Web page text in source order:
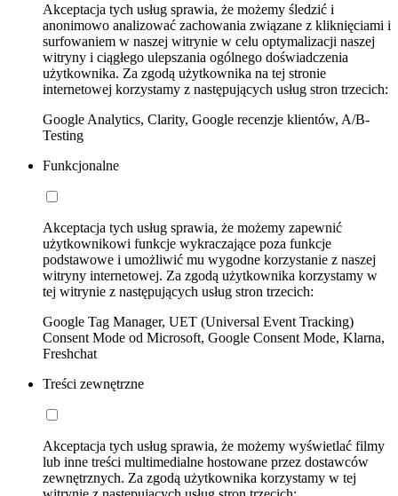
Akceptacja tych usług sprawia, że możemy śledzić i
anonimowo analizować zachowania związane z kliknięciami i
surfowaniem w naszej witrynie w celu optymalizacji naszej
witryny i ciągłego ulepszania ogólnego doświadczenia
użytkownika. Za zgodą użytkownika na tej stronie
internetowej korzystamy z następujących usług stron trzecich:
Google Analytics, Clarity, Google recenzje klientów, A/B-
Testing
Funkcjonalne
Akceptacja tych usług sprawia, że możemy zapewnić
użytkownikowi funkcje wykraczające poza funkcje
podstawowe i umożliwić mu wygodne korzystanie z naszej
witryny internetowej. Za zgodą użytkownika korzystamy w
tej witrynie z następujących usług stron trzecich:
Google Tag Manager, UET (Universal Event Tracking)
Consent Mode od Microsoft, Google Consent Mode, Klarna,
Freshchat
Treści zewnętrzne
Akceptacja tych usług sprawia, że możemy wyświetlać filmy
lub inne treści multimedialne hostowane przez dostawców
zewnętrznych. Za zgodą użytkownika korzystamy w tej